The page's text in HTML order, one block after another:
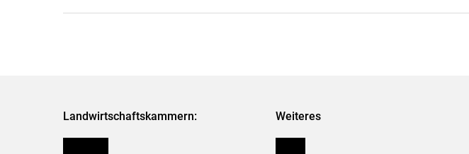
Landwirtschaftskammern: Weiteres